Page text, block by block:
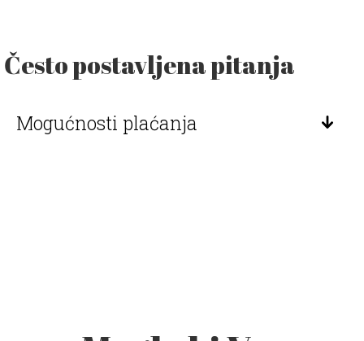
Često postavljena pitanja
Mogućnosti plaćanja